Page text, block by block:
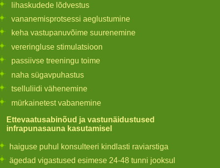
lihaskudede lõdvestus
vananemisprotsessi aeglustumine
keha vastupanuvõime suurenemine
vereringluse stimulatsioon
passiivse treeningu toime
naha sügavpuhastus
tselluliidi vähenemine
mürkainetest vabanemine
Ettevaatusabinõud ja vastunäidustused
infrapunasauna kasutamisel
haiguse puhul konsulteeri kindlasti raviarstiga
ägedad vigastused esimese 24-48 tunni jooksul